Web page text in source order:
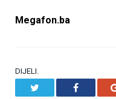
Megafon.ba
DIJELI.
Facebook